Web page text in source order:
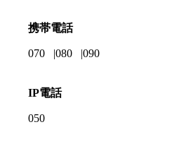
携帯電話
070 080 090
IP電話
050